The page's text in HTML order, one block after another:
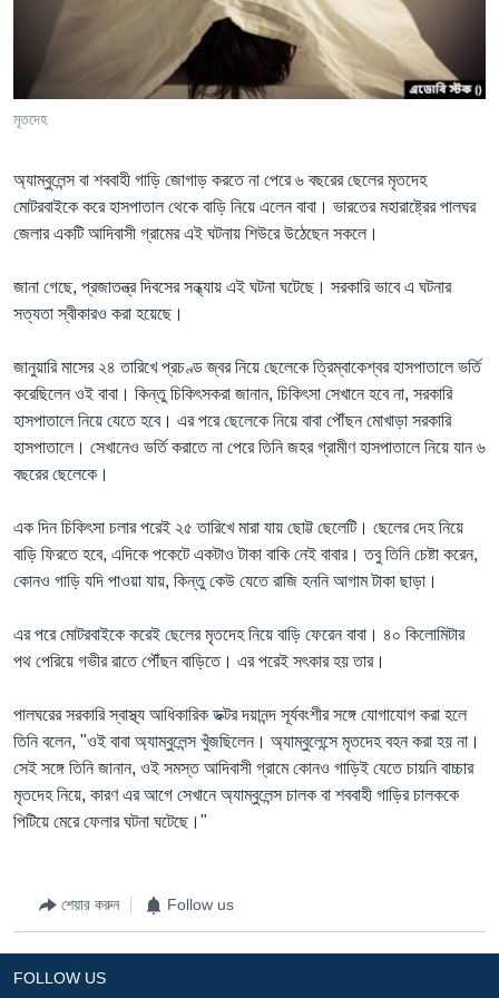
FOLLOW US
অন্য ভাষায় ওয়েব সাইট
মৃতদেহ
অ্যাম্বুলেন্স বা শববাহী গাড়ি জোগাড় করতে না পেরে ৬ বছরের ছেলের মৃতদেহ
মোটরবাইকে করে হাসপাতাল থেকে বাড়ি নিয়ে এলেন বাবা। ভারতের মহারাষ্ট্রের পালঘর
জেলার একটি আদিবাসী গ্রামের এই ঘটনায় শিউরে উঠেছেন সকলে।
জানা গেছে, প্রজাতন্ত্র দিবসের সন্ধ্যায় এই ঘটনা ঘটেছে। সরকারি ভাবে এ ঘটনার
সত্যতা স্বীকারও করা হয়েছে।
জানুয়ারি মাসের ২৪ তারিখে প্রচণ্ড জ্বর নিয়ে ছেলেকে ত্রিম্বাকেশ্বর হাসপাতালে ভর্তি
করেছিলেন ওই বাবা। কিন্তু চিকিৎসকরা জানান, চিকিৎসা সেখানে হবে না, সরকারি
হাসপাতালে নিয়ে যেতে হবে। এর পরে ছেলেকে নিয়ে বাবা পৌঁছন মোখাড়া সরকারি
হাসপাতালে। সেখানেও ভর্তি করাতে না পেরে তিনি জহর গ্রামীণ হাসপাতালে নিয়ে যান ৬
বছরের ছেলেকে।
এক দিন চিকিৎসা চলার পরেই ২৫ তারিখে মারা যায় ছোট্ট ছেলেটি। ছেলের দেহ নিয়ে
বাড়ি ফিরতে হবে, এদিকে পকেটে একটাও টাকা বাকি নেই বাবার। তবু তিনি চেষ্টা করেন,
কোনও গাড়ি যদি পাওয়া যায়, কিন্তু কেউ যেতে রাজি হননি আগাম টাকা ছাড়া।
এর পরে মোটরবাইকে করেই ছেলের মৃতদেহ নিয়ে বাড়ি ফেরেন বাবা। ৪০ কিলোমিটার
পথ পেরিয়ে গভীর রাতে পৌঁছন বাড়িতে। এর পরেই সৎকার হয় তার।
পালঘরের সরকারি স্বাস্থ্য আধিকারিক ডক্টর দয়ানন্দ সূর্যবংশীর সঙ্গে যোগাযোগ করা হলে
তিনি বলেন, "ওই বাবা অ্যাম্বুলেন্স খুঁজছিলেন। অ্যাম্বুলেন্সে মৃতদেহ বহন করা হয় না।
সেই সঙ্গে তিনি জানান, ওই সমস্ত আদিবাসী গ্রামে কোনও গাড়িই যেতে চায়নি বাচ্চার
মৃতদেহ নিয়ে, কারণ এর আগে সেখানে অ্যাম্বুলেন্স চালক বা শববাহী গাড়ির চালককে
পিটিয়ে মেরে ফেলার ঘটনা ঘটেছে।"
শেয়ার করুন Follow us
FOLLOW US